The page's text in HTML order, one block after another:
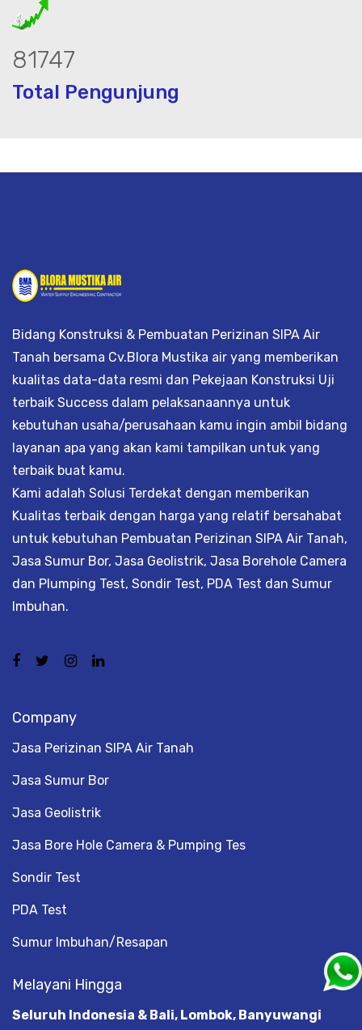
103815
Total Pengunjung
Bidang Konstruksi & Pembuatan Perizinan SIPA Air
Tanah bersama Cv.Blora Mustika air yang memberikan
kualitas data-data resmi dan Pekejaan Konstruksi Uji
terbaik Success dalam pelaksanaannya untuk
kebutuhan usaha/perusahaan kamu ingin ambil bidang
layanan apa yang akan kami tampilkan untuk yang
terbaik buat kamu.
Kami adalah Solusi Terdekat dengan memberikan
Kualitas terbaik dengan harga yang relatif bersahabat
untuk kebutuhan Pembuatan Perizinan SIPA Air Tanah,
Jasa Sumur Bor, Jasa Geolistrik, Jasa Borehole Camera
dan Plumping Test, Sondir Test, PDA Test dan Sumur
Imbuhan.
Company
Jasa Perizinan SIPA Air Tanah
Jasa Sumur Bor
Jasa Geolistrik
Jasa Bore Hole Camera & Pumping Tes
Sondir Test
PDA Test
Sumur Imbuhan/Resapan
Melayani Hingga
Seluruh Indonesia & Bali, Lombok, Banyuwangi